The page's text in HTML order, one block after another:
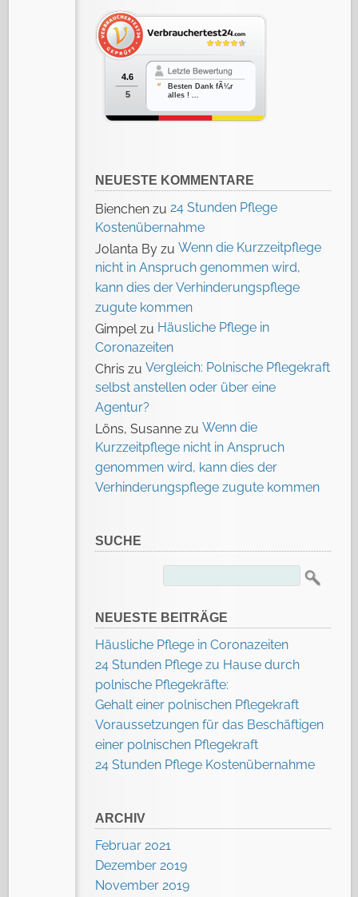
4.6
5
Besten Dank fÃ¼r
alles ! ...
NEUESTE KOMMENTARE
Bienchen zu 24 Stunden Pflege
Kostenübernahme
Jolanta By zu Wenn die Kurzzeitpflege
nicht in Anspruch genommen wird,
kann dies der Verhinderungspflege
zugute kommen
Gimpelzu Häusliche Pflege in
Coronazeiten
Chris zu Vergleich: Polnische Pflegekraft
selbst anstellen oder über eine
Agentur?
Löns, Susanne zu Wenn die
Kurzzeitpflege nicht in Anspruch
genommen wird, kann dies der
Verhinderungspflege zugute kommen
SUCHE
NEUESTE BEITRÄGE
Häusliche Pflege in Coronazeiten
24 Stunden Pflege zu Hause durch
polnische Pflegekräfte:
Gehalt einer polnischen Pflegekraft
Voraussetzungen für das Beschäftigen
einer polnischen Pflegekraft
24 Stunden Pflege Kostenübernahme
ARCHIV
Februar 2021
Dezember 2019
November 2019